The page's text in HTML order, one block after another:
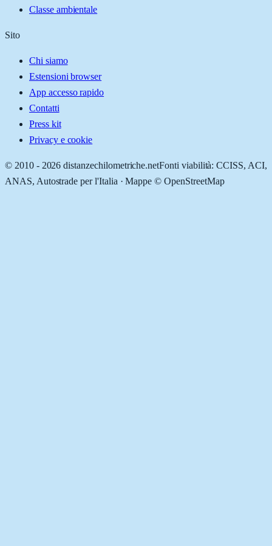
Classe ambientale
Sito
Chi siamo
Estensioni browser
App accesso rapido
Contatti
Press kit
Privacy e cookie
© 2010 - 2026 distanzechilometriche.netFonti viabilità: CCISS, ACI,
ANAS, Autostrade per l'Italia · Mappe © OpenStreetMap